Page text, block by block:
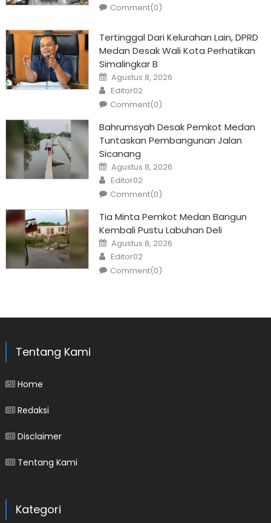
Comment(0)
Tertinggal Dari Kelurahan Lain, DPRD
Medan Desak Wali Kota Perhatikan
Simalingkar B
Posted
on
Agustus 8, 2026
Author
Editor02
Comment(0)
Bahrumsyah Desak Pemkot Medan
Tuntaskan Pembangunan Jalan
Sicanang
Posted
on
Agustus 8, 2026
Author
Editor02
Comment(0)
Tia Minta Pemkot Medan Bangun
Kembali Pustu Labuhan Deli
Posted
on
Agustus 8, 2026
Author
Editor02
Comment(0)
Tentang Kami
Home
Redaksi
Disclaimer
Tentang Kami
Kategori